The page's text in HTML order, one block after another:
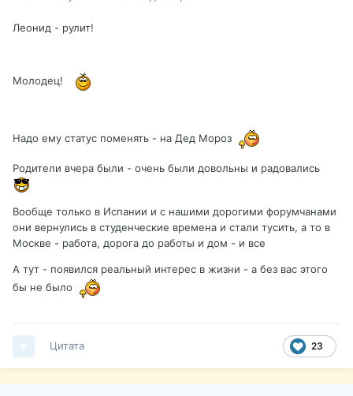
Леонид - рулит!
Молодец!
Надо ему статус поменять - на Дед Мороз
Родители вчера были - очень были довольны и радовались
Вообще только в Испании и с нашими дорогими форумчанами
они вернулись в студенческие времена и стали тусить, а то в
Москве - работа, дорога до работы и дом - и все
А тут - появился реальный интерес в жизни - а без вас этого
бы не было
23
Цитата